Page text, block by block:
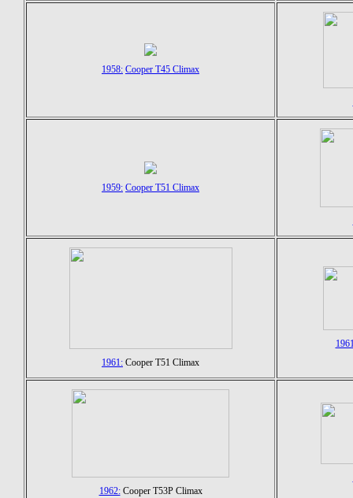
1958: Cooper T45 Climax
1959: Cooper T51 Climax
1961: Cooper T51 Climax
1962:Cooper T53P Climax